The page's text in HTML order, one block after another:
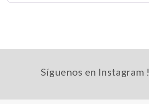
Síguenos en Instagram !